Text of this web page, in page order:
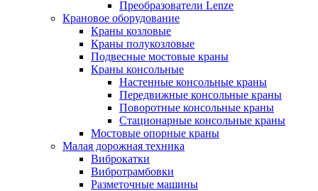
Преобразователи Lenze
Крановое оборудование
Краны козловые
Краны полукозловые
Подвесные мостовые краны
Краны консольные
Настенные консольные краны
Передвижные консольные краны
Поворотные консольные краны
Стационарные консольные краны
Мостовые опорные краны
Малая дорожная техника
Виброкатки
Вибротрамбовки
Разметочные машины